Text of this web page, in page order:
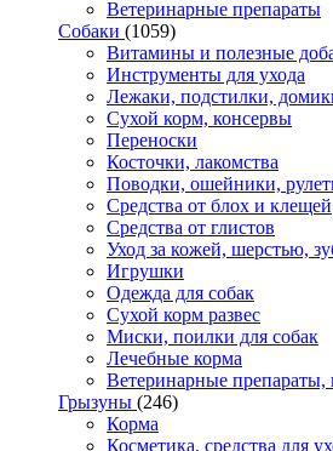
Ветеринарные препараты
Собаки (1059)
Витамины и полезные
Инструменты для ухода
Лежаки, подстилки,
Сухой корм, консервы
Переноски
Косточки, лакомства
Поводки, ошейники,
Средства от блох и клещей
Средства от глистов
Уход за кожей, шерстью,
Игрушки
Одежда для собак
Сухой корм развес
Миски, поилки для собак
Лечебные корма
Ветеринарные препараты,
Грызуны (246)
Корма
Косметика, средства для